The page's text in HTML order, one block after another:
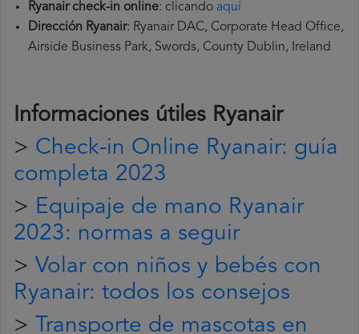
Ryanair check-in online: clicando aquí
Dirección Ryanair: Ryanair DAC, Corporate Head Office,
Airside Business Park, Swords, County Dublin, Ireland
Informaciones útiles Ryanair
> Check-in Online Ryanair: guía
completa 2023
> Equipaje de mano Ryanair
2023: normas a seguir
> Volar con niños y bebés con
Ryanair: todos los consejos
>
Transporte de mascotas en